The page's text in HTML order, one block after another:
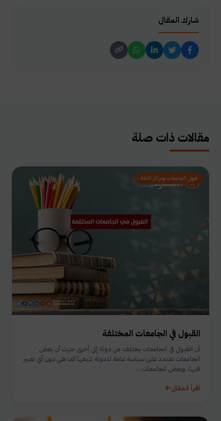
شارك المقال
مقالات ذات صلة
قبول الجامعات ومراكز اللغة
القبول في الجامعات المختلفة
أن القبول في الجامعات يختلف من دولة إلى أخرى حيث أن بعض
الجامعات تعتمد على سياسة عامة للدولة تتبعها كما هي دون أي تغيير
فيها، وبعض الجامعات...
اقرأ المقال